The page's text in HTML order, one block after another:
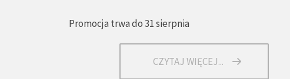
Promocja trwa do 31 sierpnia
CZYTAJ WIĘCEJ...